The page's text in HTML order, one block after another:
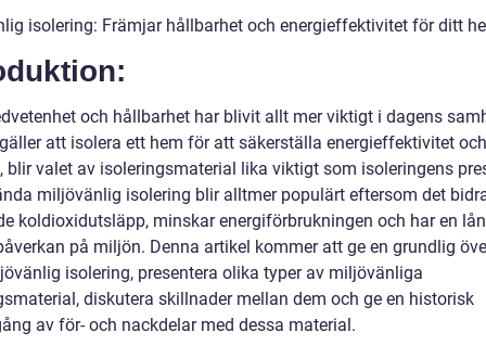
isolering: Främjar hållbarhet och energieffektivitet för ditt
och hållbarhet har blivit allt mer viktigt i dagens
att isolera ett hem för att säkerställa energieffektivitet och
blir valet av isoleringsmaterial lika viktigt som isoleringens
miljövänlig isolering blir alltmer populärt eftersom det
koldioxidutsläpp, minskar energiförbrukningen och har en
på miljön. Denna artikel kommer att ge en grundlig
isolering, presentera olika typer av miljövänliga
diskutera skillnader mellan dem och ge en historisk
av för- och nackdelar med dessa material.